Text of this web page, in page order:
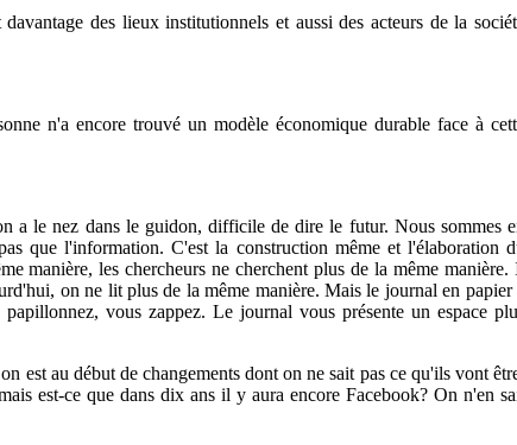
des lieux institutionnels et aussi des acteurs de la
n'a encore trouvé un modèle économique durable face à
a le nez dans le guidon, difficile de dire le futur. Nous sommes
que l'information. C'est la construction même et l'élaboration
manière, les chercheurs ne cherchent plus de la même manière.
on ne lit plus de la même manière. Mais le journal en papier
vous zappez. Le journal vous présente un espace
est au début de changements dont on ne sait pas ce qu'ils vont
est-ce que dans dix ans il y aura encore Facebook? On n'en